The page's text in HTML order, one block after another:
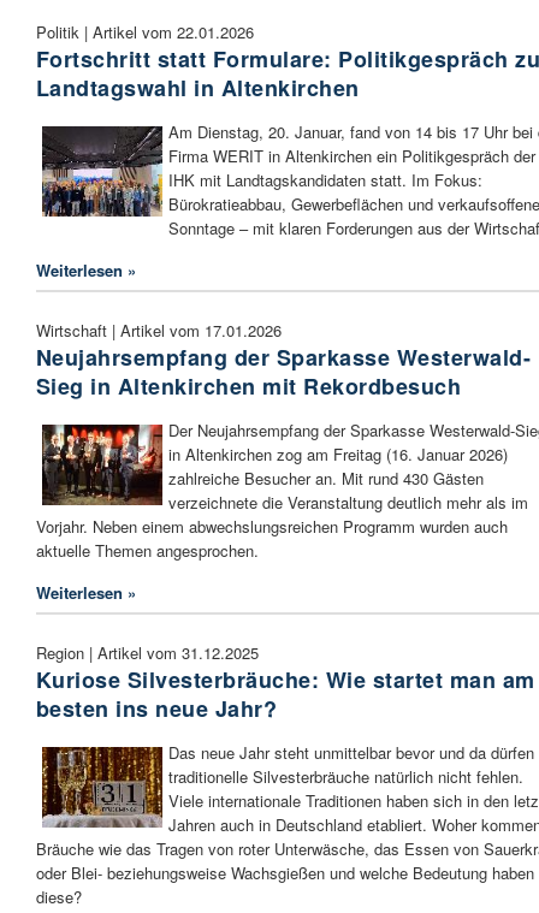
Politik | Artikel vom 22.01.2026
Fortschritt statt Formulare: Politikgespräch
Landtagswahl in Altenkirchen
Am Dienstag, 20. Januar, fand von 14 bis 17 Uhr bei
Firma WERIT in Altenkirchen ein Politikgespräch der
IHK mit Landtagskandidaten statt. Im Fokus:
Bürokratieabbau, Gewerbeflächen und verkaufsoffene
Sonntage – mit klaren Forderungen aus der
Weiterlesen »
Wirtschaft | Artikel vom 17.01.2026
Neujahrsempfang der Sparkasse Westerwald-
Sieg in Altenkirchen mit Rekordbesuch
Der Neujahrsempfang der Sparkasse Westerwald-
in Altenkirchen zog am Freitag (16. Januar 2026)
zahlreiche Besucher an. Mit rund 430 Gästen
verzeichnete die Veranstaltung deutlich mehr als im
Vorjahr. Neben einem abwechslungsreichen Programm wurden auch
aktuelle Themen angesprochen.
Weiterlesen »
Region | Artikel vom 31.12.2025
Kuriose Silvesterbräuche: Wie startet man am
besten ins neue Jahr?
Das neue Jahr steht unmittelbar bevor und da dürfen
traditionelle Silvesterbräuche natürlich nicht fehlen.
Viele internationale Traditionen haben sich in den
Jahren auch in Deutschland etabliert. Woher
Bräuche wie das Tragen von roter Unterwäsche, das Essen von
oder Blei- beziehungsweise Wachsgießen und welche Bedeutung haben
diese?